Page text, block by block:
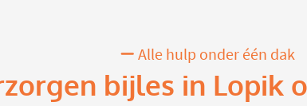
Alle hulp onder één dak
bijles in Lopik